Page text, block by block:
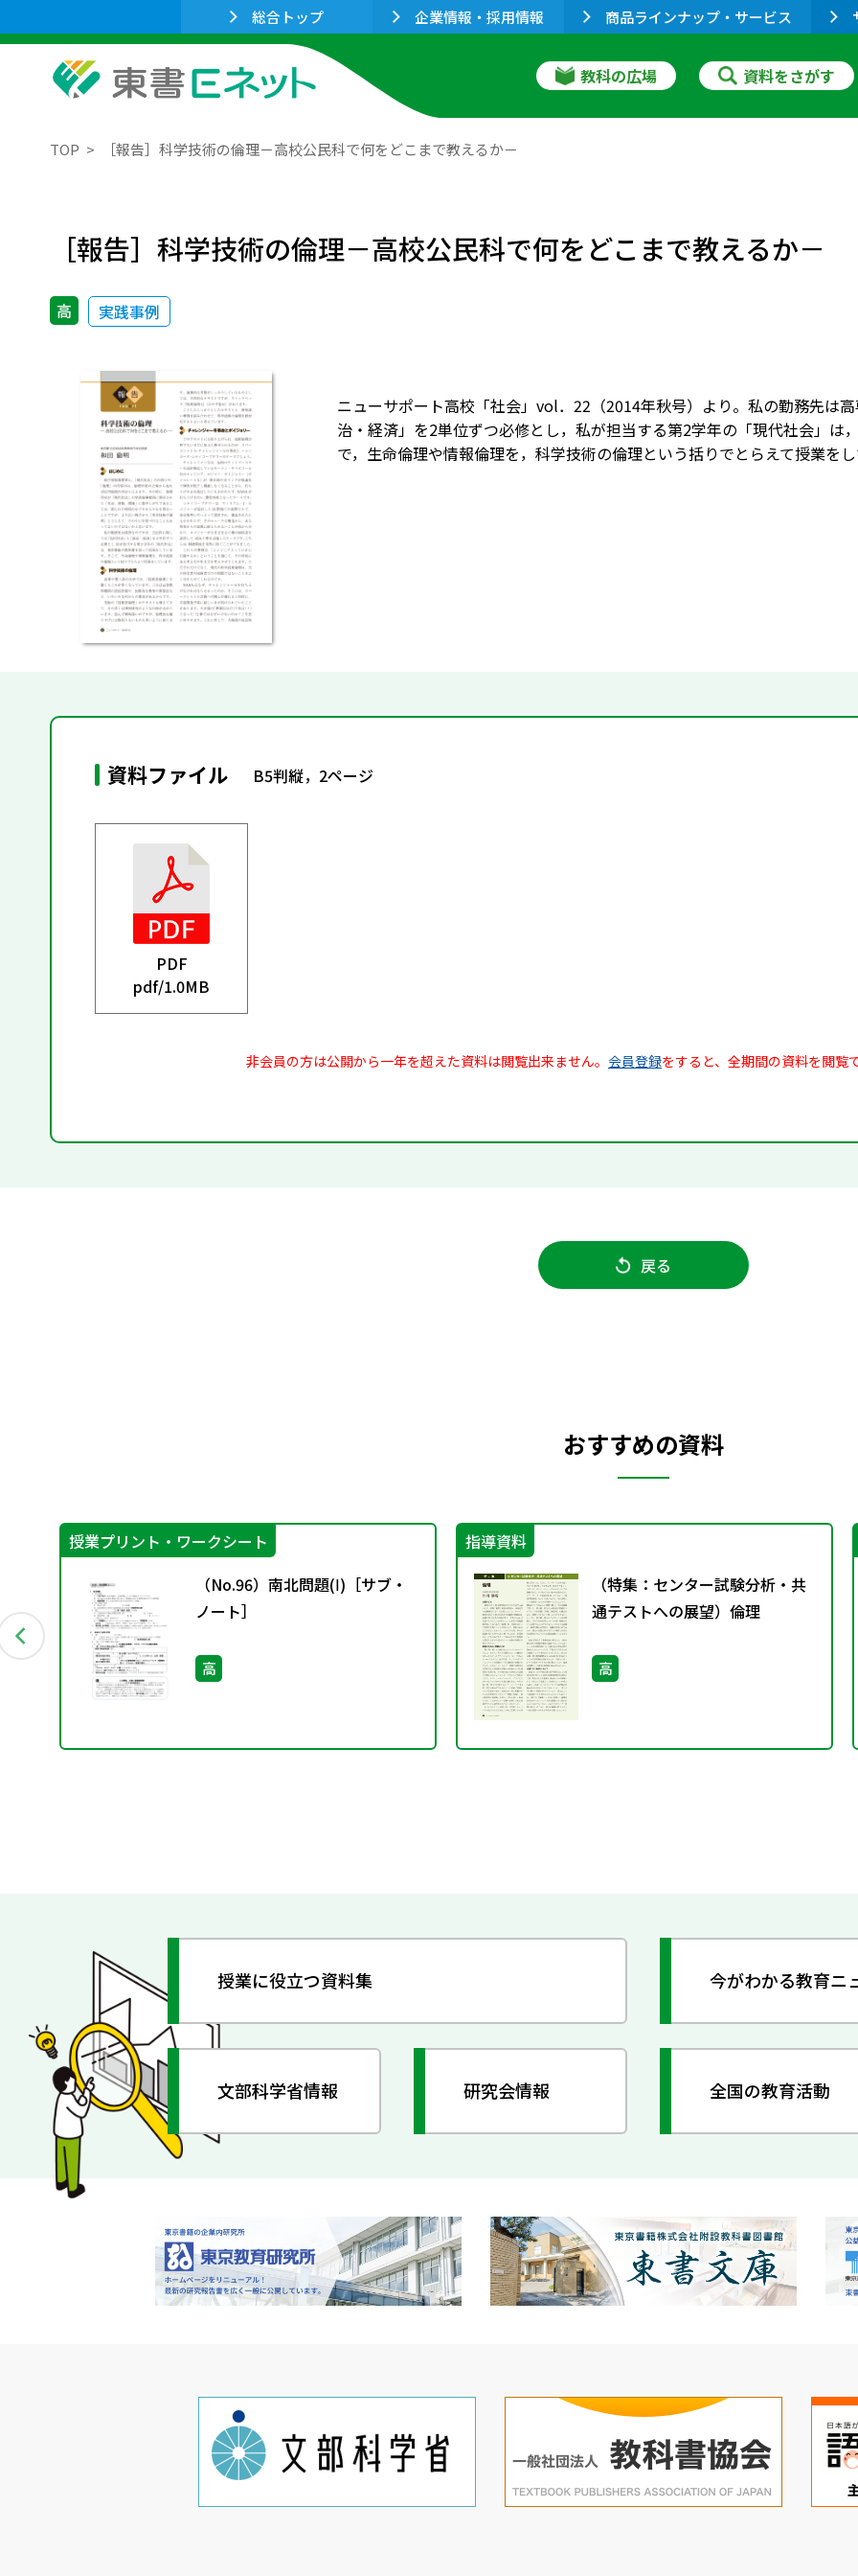
総合トップ 企業情報・採用情報 商品ラインナップ・サービス
教科の広場 資料をさがす
TOP ［報告］科学技術の倫理－高校公民科で何をどこまで教えるか－
［報告］科学技術の倫理－高校公民科で何をどこまで教えるか－
高 実践事例
ニューサポート高校「社会」vol．22（2014年秋号）より。私の勤務先は
治・経済」を2単位ずつ必修とし，私が担当する第2学年の「現代社会」は
で，生命倫理や情報倫理を，科学技術の倫理という括りでとらえて授業をし
資料ファイル B5判縦，2ページ
PDF
pdf/1.0MB
非会員の方は公開から一年を超えた資料は閲覧出来ません。 会員登録をすると、全期間の資料を閲覧
戻る
おすすめの資料
授業プリント・ワークシート
（No.96）南北問題(Ⅰ)［サブ・
ノート］
高
指導資料
（特集：センター試験分析・共
通テストへの展望）倫理
高
授業に役立つ資料集 今がわかる教育ニ
文部科学省情報 研究会情報 全国の教育活動